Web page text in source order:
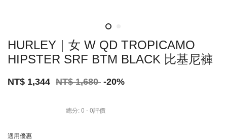
HURLEY｜女 W QD TROPICAMO
HIPSTER SRF BTM BLACK 比基尼褲
NT$ 1,344 NT$ 1,680 -20%
總分:0 -0評價
適用優惠